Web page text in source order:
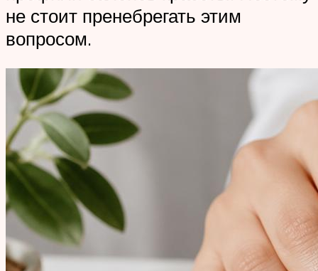
не стоит пренебрегать этим
вопросом.